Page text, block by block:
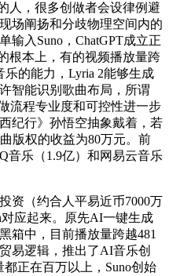
，很多创做者会设律例避
场阐扬和分歧物理空间内的
输入Suno，ChatGPT成立正
根本上，有的视频播放量跨
的能力，Lyria 2能够生成
智能识别歌曲布局，所谓
流程专业度和可控性进一步
纪行》孙悟空抽象戴着，若
版权的收益为80万元。前
音乐（1.9亿）和网易云音乐
（约合人平易近币7000万
应起来。原先AI一键生成
箱中，目前播放量跨越481
易逻辑，推出了AI音乐创
都正在百万以上，Suno创始